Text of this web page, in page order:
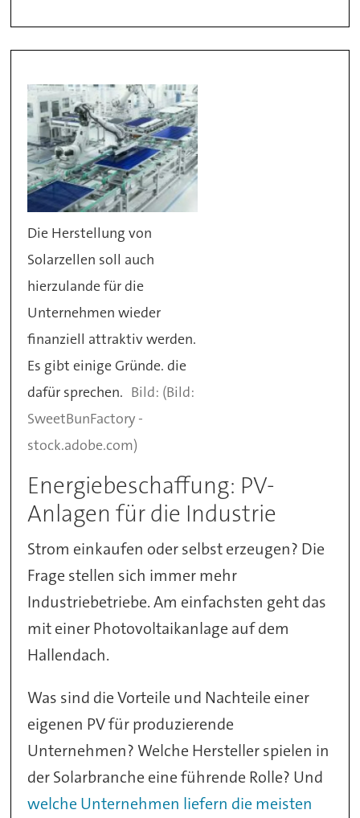
Die Herstellung von
Solarzellen soll auch
hierzulande für die
Unternehmen wieder
finanziell attraktiv werden.
Es gibt einige Gründe. die
dafür sprechen.
(Bild:
SweetBunFactory -
stock.adobe.com)
Energiebeschaffung: PV-
Anlagen für die Industrie
Strom einkaufen oder selbst erzeugen? Die
Frage stellen sich immer mehr
Industriebetriebe. Am einfachsten geht das
mit einer Photovoltaikanlage auf dem
Hallendach.
Was sind die Vorteile und Nachteile einer
eigenen PV für produzierende
Unternehmen? Welche Hersteller spielen in
der Solarbranche eine führende Rolle? Und
welche Unternehmen liefern die meisten